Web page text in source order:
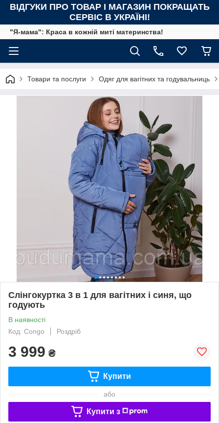
ВІДГУКИ ПРО ТОВАР І МАГАЗИН ПОКРАЩАТЬ
СЕРВІС В УКРАЇНІ!
"Я-мама": Краса в кожній миті материнства!
Товари та послуги Одяг для вагітних та годувальниць
Слінгокуртка 3 в 1 для вагітних і синя, що
годують
В наявності
Код: Congo
Роздріб
3 999 ₴
Купити
або
Купити з